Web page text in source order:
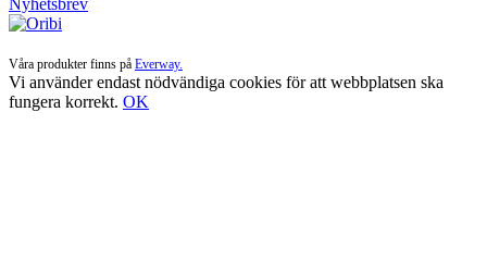
Våra produkter finns på Everway.
Vi använder endast nödvändiga cookies för att webbplatsen ska
fungera korrekt. OK